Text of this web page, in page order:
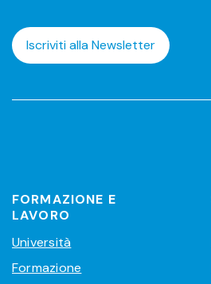
Iscriviti alla Newsletter
FORMAZIONE E
LAVORO
Università
Formazione